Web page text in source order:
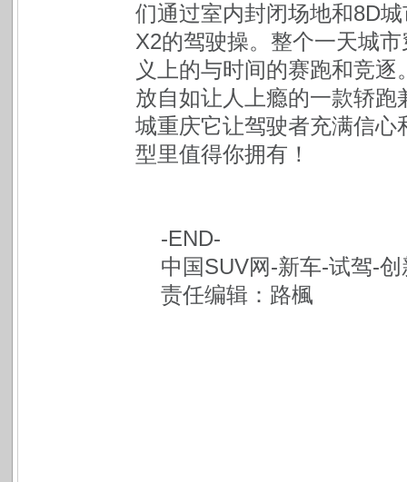
们通过室内封闭场地和8D
X2的驾驶操。整个一天城
义上的与时间的赛跑和竞
放自如让人上瘾的一款轿
城重庆它让驾驶者充满信
型里值得你拥有！
-END-
中国SUV网-新车-试驾-
责任编辑：路楓